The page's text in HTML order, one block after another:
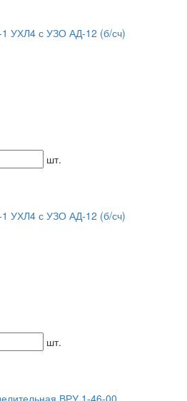
УХЛ4 с УЗО АД-12 (б/сч)
шт.
УХЛ4 с УЗО АД-12 (б/сч)
шт.
ВРУ 1-46-00